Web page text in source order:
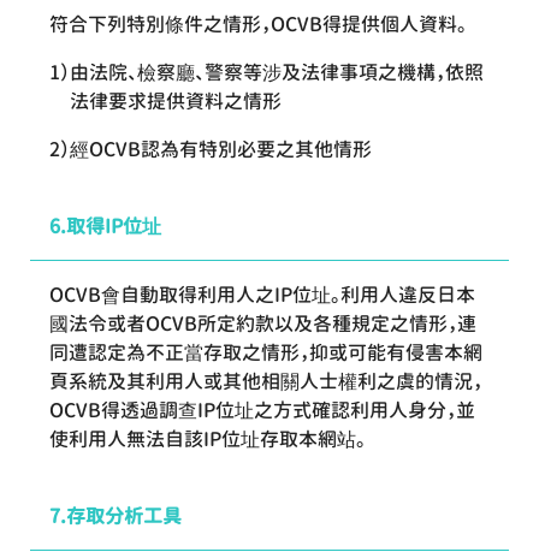
符合下列特別條件之情形，OCVB得提供個人資料。
由法院、檢察廳、警察等涉及法律事項之機構，依照
法律要求提供資料之情形
經OCVB認為有特別必要之其他情形
取得IP位址
OCVB會自動取得利用人之IP位址。利用人違反日本
國法令或者OCVB所定約款以及各種規定之情形，連
同遭認定為不正當存取之情形，抑或可能有侵害本網
頁系統及其利用人或其他相關人士權利之虞的情況，
OCVB得透過調查IP位址之方式確認利用人身分，並
使利用人無法自該IP位址存取本網站。
存取分析工具